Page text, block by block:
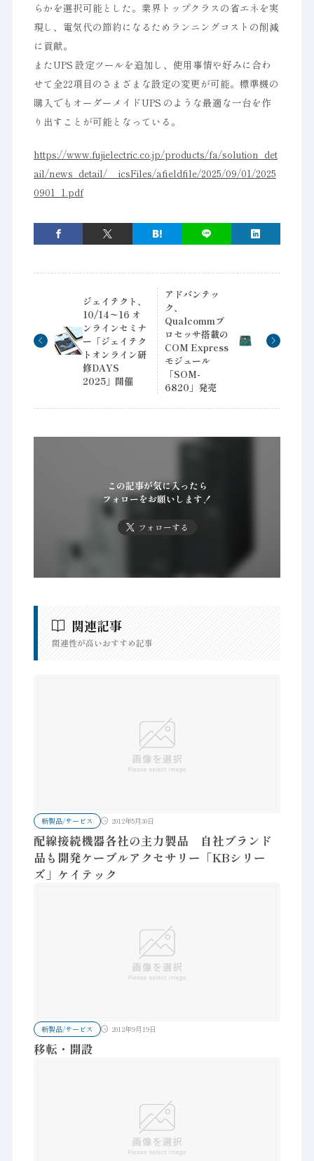
らかを選択可能とした。業界トップクラスの省エネを実
現し、電気代の節約になるためランニングコストの削減
に貢献。
またUPS 設定ツールを追加し、使用事情や好みに合わ
せて全22項目のさまざまな設定の変更が可能。標準機の
購入でもオーダーメイドUPS のような最適な一台を作
り出すことが可能となっている。
https://www.fujielectric.co.jp/products/fa/solution_det
ail/news_detail/__icsFiles/afieldfile/2025/09/01/2025
0901_1.pdf
ジェイテクト、
10/14〜16 オ
ンラインセミナ
ー「ジェイテク
トオンライン研
修DAYS
2025」開催
アドバンテッ
ク、
Qualcommプ
ロセッサ搭載の
COM Express
モジュール
「SOM-
6820」発売
この記事が気に入ったら
フォローをお願いします！
フォローする
関連記事
関連性が高いおすすめ記事
新製品/サービス 2012年5月30日
配線接続機器各社の主力製品 自社ブランド
品も開発ケーブルアクセサリー「KBシリー
ズ」ケイテック
新製品/サービス 2012年9月19日
移転・開設